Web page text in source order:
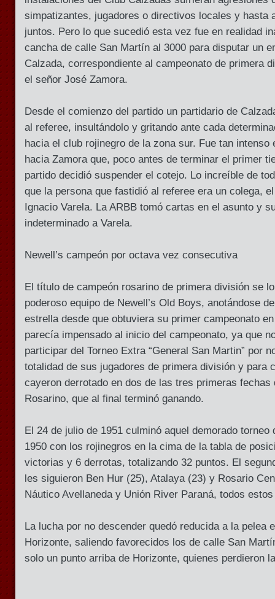
simpatizantes, jugadores o directivos locales y hasta
juntos. Pero lo que sucedió esta vez fue en realidad
cancha de calle San Martín al 3000 para disputar un
Calzada, correspondiente al campeonato de primera
el señor José Zamora.
Desde el comienzo del partido un partidario de
al referee, insultándolo y gritando ante cada
hacia el club rojinegro de la zona sur. Fue tan intenso
hacia Zamora que, poco antes de terminar el primer
partido decidió suspender el cotejo. Lo increíble de
que la persona que fastidió al referee era un colega,
Ignacio Varela. La ARBB tomó cartas en el asunto y
indeterminado a Varela.
Newell’s campeón por octava vez consecutiva
El título de campeón rosarino de primera división se
poderoso equipo de Newell’s Old Boys, anotándose
estrella desde que obtuviera su primer campeonato
parecía impensado al inicio del campeonato, ya que
participar del Torneo Extra “General San Martin” por
totalidad de sus jugadores de primera división y para
cayeron derrotado en dos de las tres primeras fechas
Rosarino, que al final terminó ganando.
El 24 de julio de 1951 culminó aquel demorado
1950 con los rojinegros en la cima de la tabla de
victorias y 6 derrotas, totalizando 32 puntos. El
les siguieron Ben Hur (25), Atalaya (23) y Rosario
Náutico Avellaneda y Unión River Paraná, todos
La lucha por no descender quedó reducida a la pelea
Horizonte, saliendo favorecidos los de calle San
solo un punto arriba de Horizonte, quienes perdieron